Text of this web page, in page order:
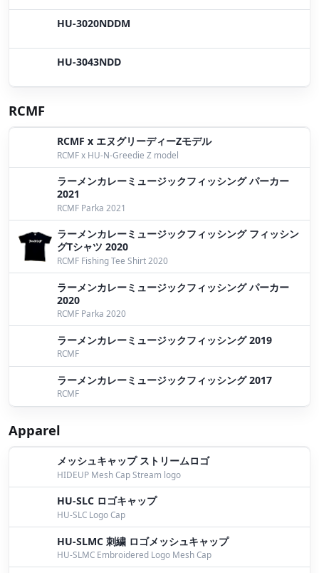
HU-3020NDDM
HU-3043NDD
RCMF
RCMF x エヌグリーディーZモデル
RCMF x HU-N-Greedie Z model
ラーメンカレーミュージックフィッシング パーカー
2021
RCMF Parka 2021
ラーメンカレーミュージックフィッシング フィッシン
グTシャツ 2020
RCMF Fishing Tee Shirt 2020
ラーメンカレーミュージックフィッシング パーカー
2020
RCMF Parka 2020
ラーメンカレーミュージックフィッシング 2019
RCMF
ラーメンカレーミュージックフィッシング 2017
RCMF
Apparel
メッシュキャップ ストリームロゴ
HIDEUP Mesh Cap Stream logo
HU-SLC ロゴキャップ
HU-SLC Logo Cap
HU-SLMC 刺繍 ロゴメッシュキャップ
HU-SLMC Embroidered Logo Mesh Cap